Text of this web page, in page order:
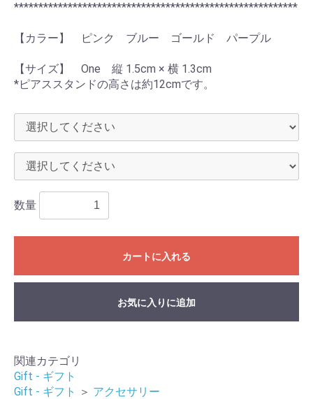
**********************************************************
【カラー】 ピンク ブルー ゴールド パープル
【サイズ】 One 縦 1.5cm × 横 1.3cm
*ピアススタンドの高さは約12cmです。
数量
カートに入れる
お気に入りに追加
関連カテゴリ
Gift - ギフト
Gift - ギフト
＞ アクセサリー